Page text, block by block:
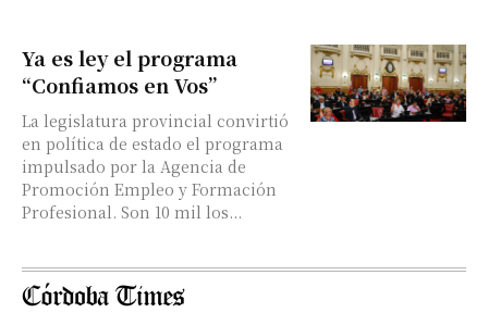
Ya es ley el programa
“Confiamos en Vos”
La legislatura provincial convirtió
en política de estado el programa
impulsado por la Agencia de
Promoción Empleo y Formación
Profesional. Son 10 mil los...